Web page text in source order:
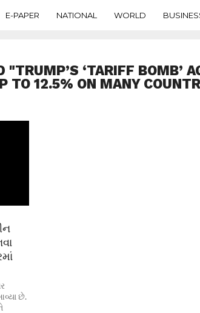
E-PAPER NATIONAL WORLD
"TRUMP’S ‘TARIFF BOMB’
TO 12.5% ​​ON MANY
છે.